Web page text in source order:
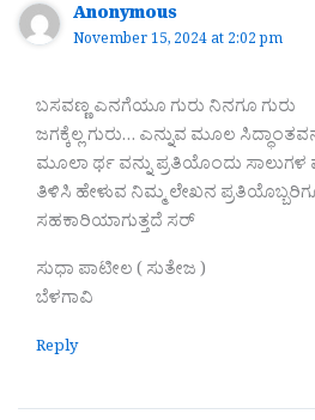
Anonymous
November 15, 2024 at 2:02 pm
ಬಸವಣ್ಣ ಎನಗೆಯೂ ಗುರು ನಿನಗೂ ಗುರು
ಜಗಕ್ಕೆಲ್ಲ ಗುರು… ಎನ್ನುವ ಮೂಲ
ಮೂಲಾ ರ್ಥ ವನ್ನು ಪ್ರತಿಯೊಂದು
ತಿಳಿಸಿ ಹೇಳುವ ನಿಮ್ಮ ಲೇಖನ
ಸಹಕಾರಿಯಾಗುತ್ತದೆ ಸರ್
ಸುಧಾ ಪಾಟೀಲ ( ಸುತೇಜ )
ಬೆಳಗಾವಿ
Reply